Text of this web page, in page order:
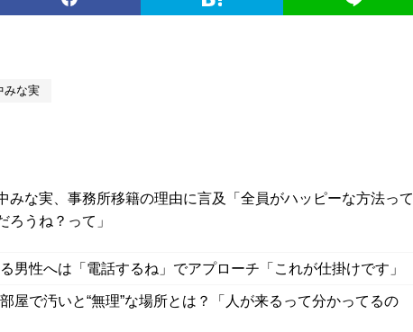
みな実
みな実、事務所移籍の理由に言及「全員がハッピーな方法って
ろうね？って」
男性へは「電話するね」でアプローチ「これが仕掛けです」
屋で汚いと“無理”な場所とは？「人が来るって分かってるの